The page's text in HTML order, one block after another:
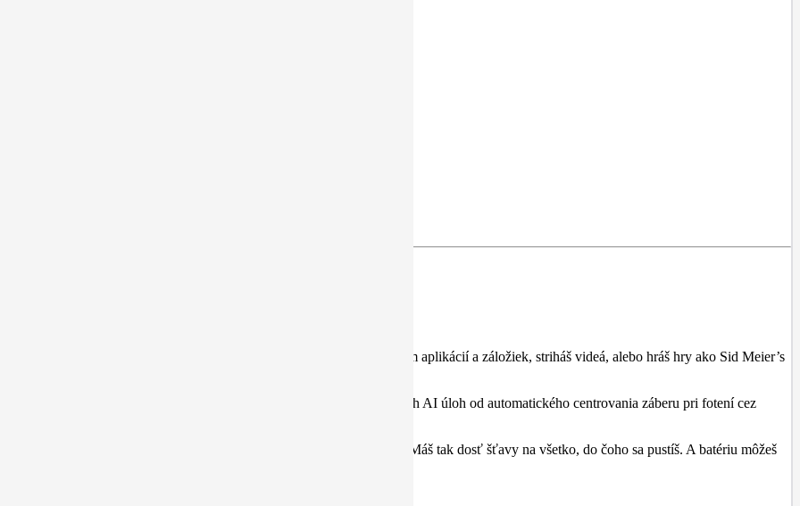
čo robíš, väčšiu rýchlosť a plynulosť. Či preskakuješ medzi množstvom aplikácií a záložiek, striháš videá, alebo hráš hry ako Sid Meier’s
Enginu v čipe M4 je MacBook Air ešte šikovnejší pri plnení všemožných AI úloh od automatického centrovania záberu pri fotení cez
modelov. Takže budeš produktívni a tvoriví ako nikdy predtým.
rýchle nabíjanie, takže ho za 30 minút nabiješ až na 50 percent.6 Máš tak dosť šťavy na všetko, do čoho sa pustíš. A batériu môžeš